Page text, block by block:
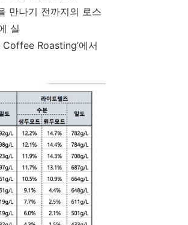
만나기 전까지의 로스
실
Roasting’에서